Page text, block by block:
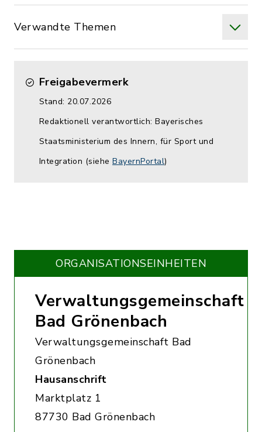
Verwandte Themen
Freigabevermerk
Stand: 20.07.2026
Redaktionell verantwortlich: Bayerisches
Staatsministerium des Innern, für Sport und
Integration (siehe BayernPortal)
ORGANISATIONS­EINHEITEN
Verwaltungsgemeinschaft
Bad Grönenbach
Verwaltungsgemeinschaft Bad
Grönenbach
Hausanschrift
Marktplatz 1
87730 Bad Grönenbach